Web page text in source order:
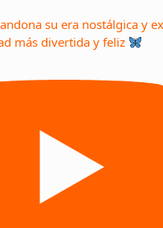
su era nostálgica y
más divertida y feliz